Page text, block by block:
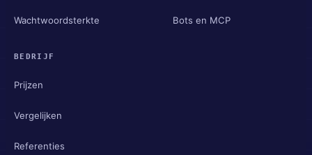
Wachtwoordsterkte Bots en MCP
BEDRIJF
Prijzen
Vergelijken
Referenties